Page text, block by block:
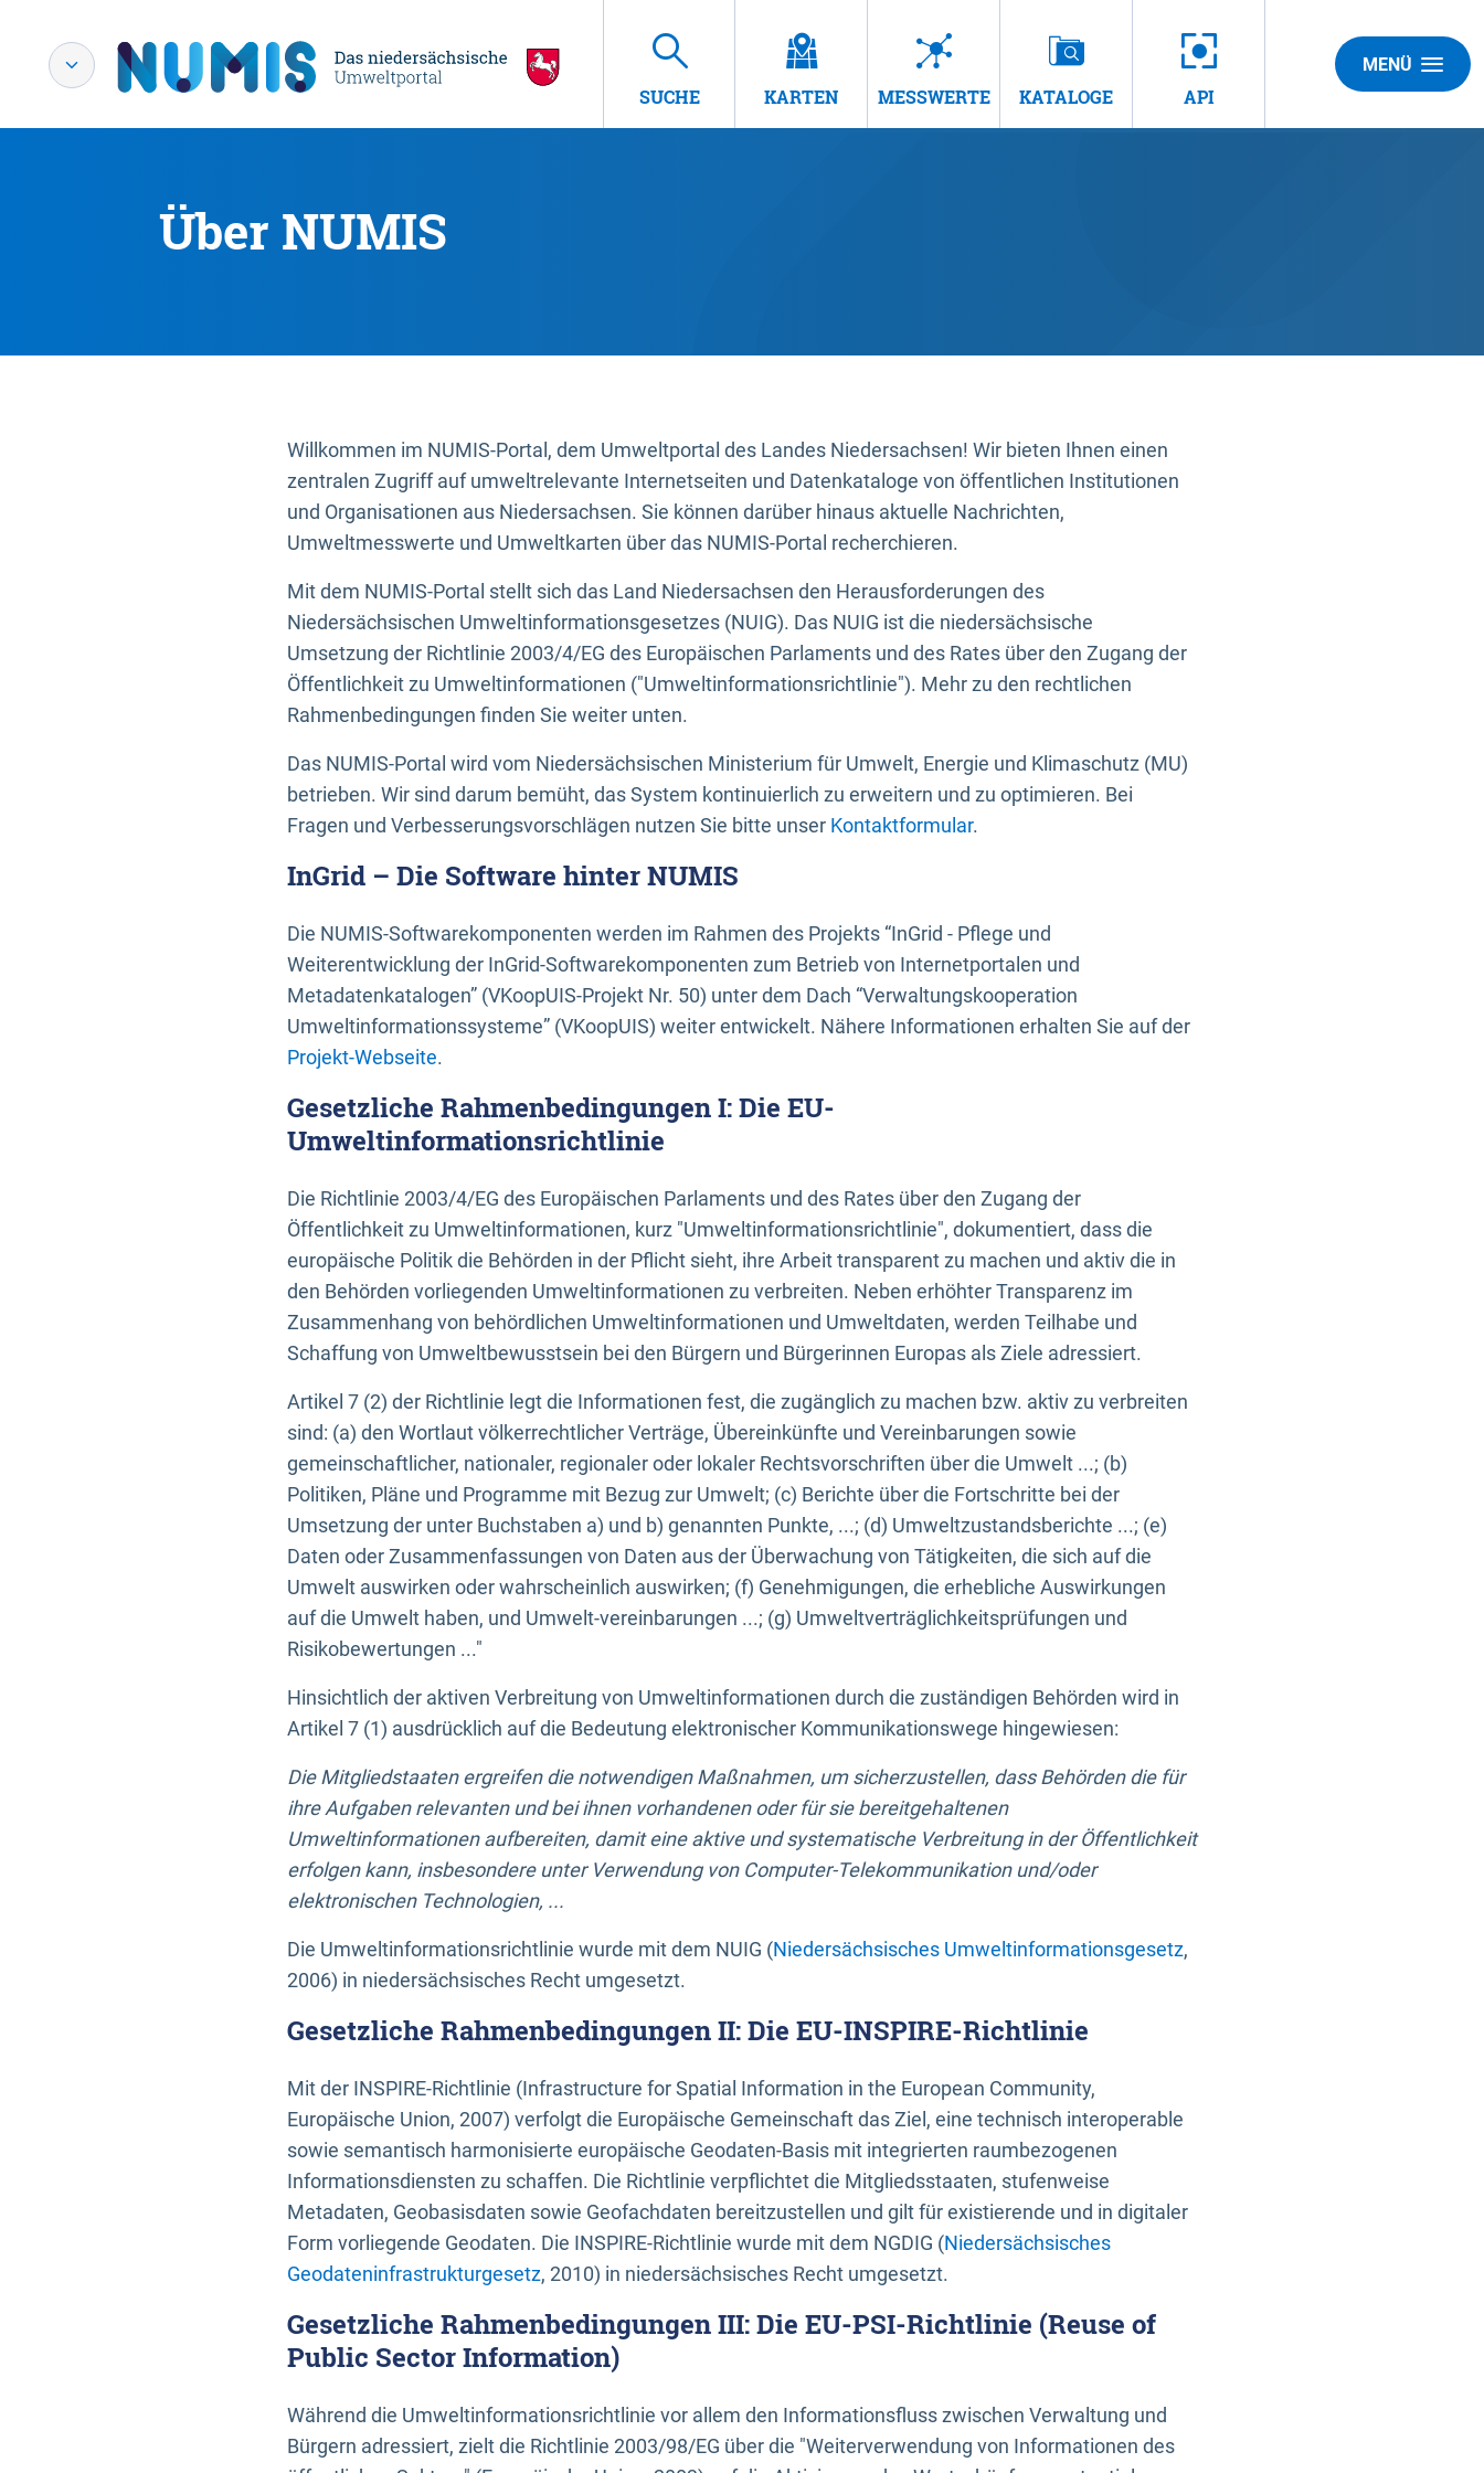
SUCHE KARTEN MESSWERTE KATALOGE API
MENÜ
Über NUMIS
Willkommen im NUMIS-Portal, dem Umweltportal des Landes Niedersachsen! Wir bieten Ihnen einen
zentralen Zugriff auf umweltrelevante Internetseiten und Datenkataloge von öffentlichen Institutionen
und Organisationen aus Niedersachsen. Sie können darüber hinaus aktuelle Nachrichten,
Umweltmesswerte und Umweltkarten über das NUMIS-Portal recherchieren.
Mit dem NUMIS-Portal stellt sich das Land Niedersachsen den Herausforderungen des
Niedersächsischen Umweltinformationsgesetzes (NUIG). Das NUIG ist die niedersächsische
Umsetzung der Richtlinie 2003/4/EG des Europäischen Parlaments und des Rates über den Zugang der
Öffentlichkeit zu Umweltinformationen ("Umweltinformationsrichtlinie"). Mehr zu den rechtlichen
Rahmenbedingungen finden Sie weiter unten.
Das NUMIS-Portal wird vom Niedersächsischen Ministerium für Umwelt, Energie und Klimaschutz (MU)
betrieben. Wir sind darum bemüht, das System kontinuierlich zu erweitern und zu optimieren. Bei
Fragen und Verbesserungsvorschlägen nutzen Sie bitte unser Kontaktformular.
InGrid – Die Software hinter NUMIS
Die NUMIS-Softwarekomponenten werden im Rahmen des Projekts “InGrid - Pflege und
Weiterentwicklung der InGrid-Softwarekomponenten zum Betrieb von Internetportalen und
Metadatenkatalogen” (VKoopUIS-Projekt Nr. 50) unter dem Dach “Verwaltungskooperation
Umweltinformationssysteme” (VKoopUIS) weiter entwickelt. Nähere Informationen erhalten Sie auf der
Projekt-Webseite.
Gesetzliche Rahmenbedingungen I: Die EU-
Umweltinformationsrichtlinie
Die Richtlinie 2003/4/EG des Europäischen Parlaments und des Rates über den Zugang der
Öffentlichkeit zu Umweltinformationen, kurz "Umweltinformationsrichtlinie", dokumentiert, dass die
europäische Politik die Behörden in der Pflicht sieht, ihre Arbeit transparent zu machen und aktiv die in
den Behörden vorliegenden Umweltinformationen zu verbreiten. Neben erhöhter Transparenz im
Zusammenhang von behördlichen Umweltinformationen und Umweltdaten, werden Teilhabe und
Schaffung von Umweltbewusstsein bei den Bürgern und Bürgerinnen Europas als Ziele adressiert.
Artikel 7 (2) der Richtlinie legt die Informationen fest, die zugänglich zu machen bzw. aktiv zu verbreiten
sind: (a) den Wortlaut völkerrechtlicher Verträge, Übereinkünfte und Vereinbarungen sowie
gemeinschaftlicher, nationaler, regionaler oder lokaler Rechtsvorschriften über die Umwelt ...; (b)
Politiken, Pläne und Programme mit Bezug zur Umwelt; (c) Berichte über die Fortschritte bei der
Umsetzung der unter Buchstaben a) und b) genannten Punkte, ...; (d) Umweltzustandsberichte ...; (e)
Daten oder Zusammenfassungen von Daten aus der Überwachung von Tätigkeiten, die sich auf die
Umwelt auswirken oder wahrscheinlich auswirken; (f) Genehmigungen, die erhebliche Auswirkungen
auf die Umwelt haben, und Umwelt-vereinbarungen ...; (g) Umweltverträglichkeitsprüfungen und
Risikobewertungen ..."
Hinsichtlich der aktiven Verbreitung von Umweltinformationen durch die zuständigen Behörden wird in
Artikel 7 (1) ausdrücklich auf die Bedeutung elektronischer Kommunikationswege hingewiesen:
Die Mitgliedstaaten ergreifen die notwendigen Maßnahmen, um sicherzustellen, dass Behörden die für
ihre Aufgaben relevanten und bei ihnen vorhandenen oder für sie bereitgehaltenen
Umweltinformationen aufbereiten, damit eine aktive und systematische Verbreitung in der Öffentlichkeit
erfolgen kann, insbesondere unter Verwendung von Computer-Telekommunikation und/oder
elektronischen Technologien, ...
Die Umweltinformationsrichtlinie wurde mit dem NUIG (Niedersächsisches Umweltinformationsgesetz,
2006) in niedersächsisches Recht umgesetzt.
Gesetzliche Rahmenbedingungen II: Die EU-INSPIRE-Richtlinie
Mit der INSPIRE-Richtlinie (Infrastructure for Spatial Information in the European Community,
Europäische Union, 2007) verfolgt die Europäische Gemeinschaft das Ziel, eine technisch interoperable
sowie semantisch harmonisierte europäische Geodaten-Basis mit integrierten raumbezogenen
Informationsdiensten zu schaffen. Die Richtlinie verpflichtet die Mitgliedsstaaten, stufenweise
Metadaten, Geobasisdaten sowie Geofachdaten bereitzustellen und gilt für existierende und in digitaler
Form vorliegende Geodaten. Die INSPIRE-Richtlinie wurde mit dem NGDIG (Niedersächsisches
Geodateninfrastrukturgesetz, 2010) in niedersächsisches Recht umgesetzt.
Gesetzliche Rahmenbedingungen III: Die EU-PSI-Richtlinie (Reuse of
Public Sector Information)
Während die Umweltinformationsrichtlinie vor allem den Informationsfluss zwischen Verwaltung und
Bürgern adressiert, zielt die Richtlinie 2003/98/EG über die "Weiterverwendung von Informationen des